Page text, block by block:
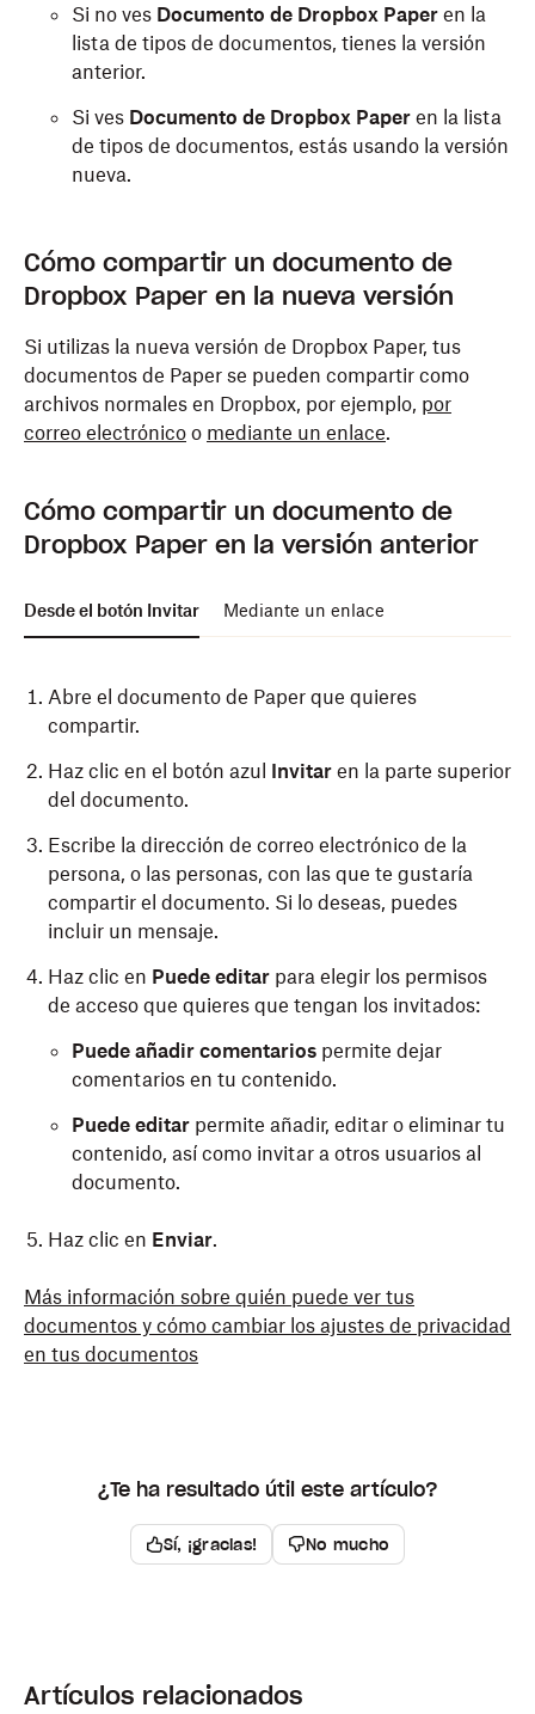
Si no ves Documento de Dropbox Paper en la
lista de tipos de documentos, tienes la versión
anterior.
Si ves Documento de Dropbox Paper en la lista
de tipos de documentos, estás usando la versión
nueva.
Cómo compartir un documento de
Dropbox Paper en la nueva versión
Si utilizas la nueva versión de Dropbox Paper, tus
documentos de Paper se pueden compartir como
archivos normales en Dropbox, por ejemplo, por
correo electrónico o mediante un enlace.
Cómo compartir un documento de
Dropbox Paper en la versión anterior
Desde el botón Invitar Mediante un enlace
Abre el documento de Paper que quieres
compartir.
Haz clic en el botón azul Invitar en la parte superior
del documento.
Escribe la dirección de correo electrónico de la
persona, o las personas, con las que te gustaría
compartir el documento. Si lo deseas, puedes
incluir un mensaje.
Haz clic en Puede editar para elegir los permisos
de acceso que quieres que tengan los invitados:
Puede añadir comentarios permite dejar
comentarios en tu contenido.
Puede editar permite añadir, editar o eliminar tu
contenido, así como invitar a otros usuarios al
documento.
Haz clic en Enviar.
De forma predeterminada, podrá editar el archivo
quien tenga el enlace que compartas.
cadena) en la parte superior del documento.
Pega el enlace en un mensaje de correo
electrónico, de chat o de texto.
Más información sobre quién puede ver tus
documentos y cómo cambiar los ajustes de privacidad
en tus documentos
¿Te ha resultado útil este artículo?
Sí, ¡gracias! No mucho
Artículos relacionados